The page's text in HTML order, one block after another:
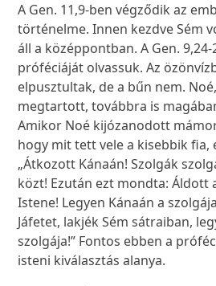
A Gen. 11,9-ben végződik az
történelme. Innen kezdve Sém
áll a középpontban. A Gen.
próféciáját olvassuk. Az
elpusztultak, de a bűn nem.
megtartott, továbbra is
Amikor Noé kijózanodott
hogy mit tett vele a kisebbik fia,
„Átkozott Kánaán! Szolgák
közt! Ezután ezt mondta: Áldott
Istene! Legyen Kánaán a
Jáfetet, lakjék Sém sátraiban,
szolgája!” Fontos ebben a
isteni kiválasztás alanya.